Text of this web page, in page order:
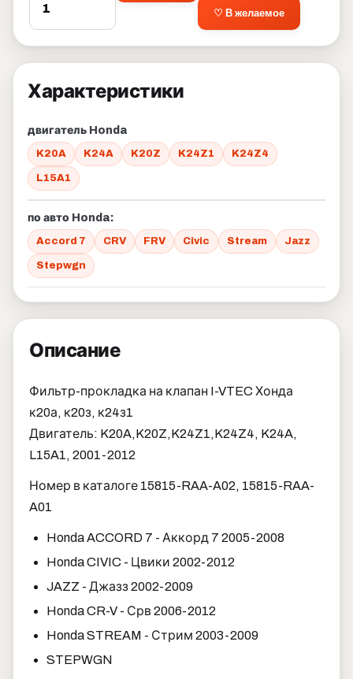
♡ В желаемое
Характеристики
двигатель Honda
K20A K24A K20Z K24Z1 K24Z4
L15A1
по авто Honda:
Accord 7 CRV FRV Civic Stream Jazz
Stepwgn
Описание
Фильтр-прокладка на клапан I-VTEC Хонда
к20а, к20з, к24з1
Двигатель: K20A,K20Z,K24Z1,K24Z4, K24A,
L15A1, 2001-2012
Номер в каталоге 15815-RAA-A02, 15815-RAA-
A01
Honda ACCORD 7 - Аккорд 7 2005-2008
Honda CIVIC - Цвики 2002-2012
JAZZ - Джазз 2002-2009
Honda CR-V - Срв 2006-2012
Honda STREAM - Стрим 2003-2009
STEPWGN